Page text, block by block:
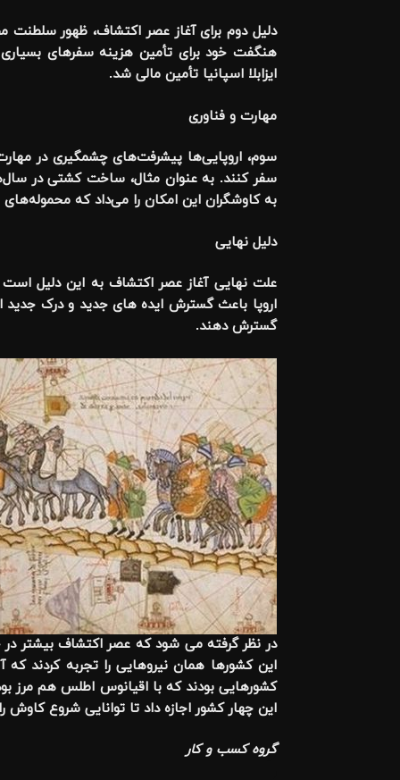
دلیل دوم برای آغاز عصر اکتشاف، ظهور سلطنت
هنگفت خود برای تأمین هزینه سفرهای
ایزابلا اسپانیا تأمین مالی شد.
مهارت و فناوری
سوم، اروپایی‌ها پیشرفت‌های چشمگیری در مهارت
سفر کنند. به عنوان مثال، ساخت کشتی در
به کاوشگران این امکان را می‌داد که
دلیل نهایی
علت نهایی آغاز عصر اکتشاف به این دلیل است
اروپا باعث گسترش ایده های جدید و درک جدید
گسترش دهند.
در نظر گرفته می شود که عصر اکتشاف بیشتر در
این کشورها همان نیروهایی را تجربه کردند
کشورهایی بودند که با اقیانوس اطلس هم مرز
این چهار کشور اجازه داد تا توانایی شروع کاوش
گروه کسب و کار